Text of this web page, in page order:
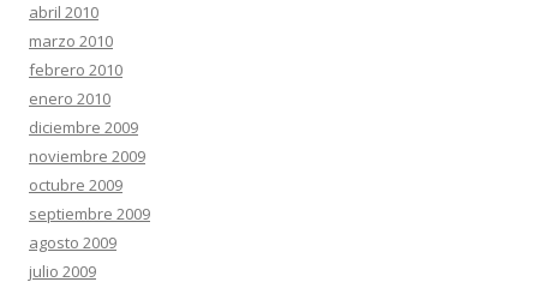
abril 2010
marzo 2010
febrero 2010
enero 2010
diciembre 2009
noviembre 2009
octubre 2009
septiembre 2009
agosto 2009
julio 2009